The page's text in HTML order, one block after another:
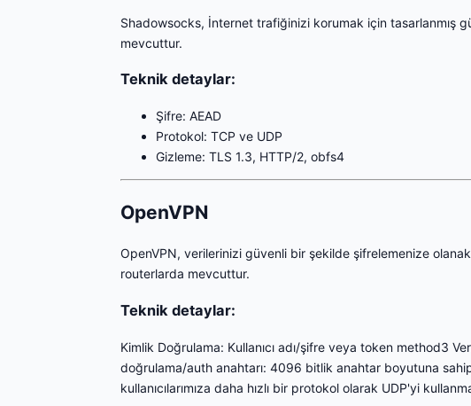
Shadowsocks, İnternet trafiğinizi korumak için tasarlanmış
mevcuttur.
Teknik detaylar:
Şifre: AEAD
Protokol: TCP ve UDP
Gizleme: TLS 1.3, HTTP/2, obfs4
OpenVPN
OpenVPN, verilerinizi güvenli bir şekilde şifrelemenize
routerlarda mevcuttur.
Teknik detaylar:
Kimlik Doğrulama: Kullanıcı adı/şifre veya token method3
doğrulama/auth anahtarı: 4096 bitlik anahtar boyutuna
kullanıcılarımıza daha hızlı bir protokol olarak UDP'yi